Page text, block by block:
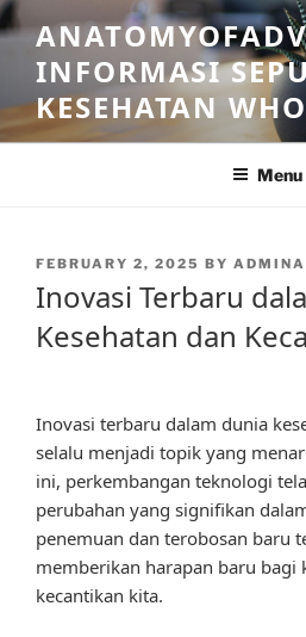
Skip
to
contentINFORMASI
KESEHATAN WHO
Menu
POSTED
FEBRUARY 2, 2025 BY
Inovasi Terbaru
Kesehatan dan
Inovasi terbaru dalam dunia
selalu menjadi topik yang
ini, perkembangan teknologi
perubahan yang signifikan
penemuan dan terobosan baru
memberikan harapan baru bagi
kecantikan kita.